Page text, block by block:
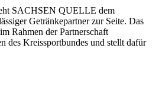
SACHSEN QUELLE dem
Getränkepartner zur Seite. Das
Rahmen der Partnerschaft
des Kreissportbundes und stellt dafür